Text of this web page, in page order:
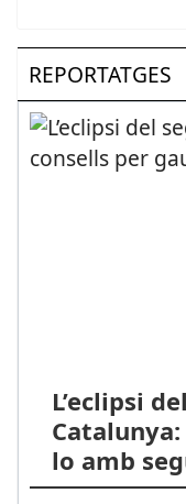
REPORTATGES
L’eclipsi
lo amb